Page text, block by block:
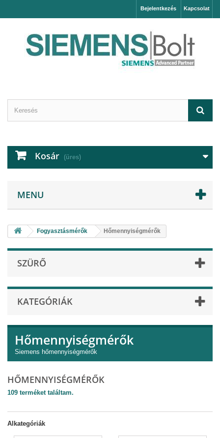
Kapcsolat
Bejelentkezés
Kosár (üres)
MENU
Fogyasztásmérők Hőmennyiségmérők
SZÜRŐ
KATEGÓRIÁK
Hőmennyiségmérők
Siemens hőmennyiségmérők
HŐMENNYISÉGMÉRŐK
109 terméket találtam.
Alkategóriák